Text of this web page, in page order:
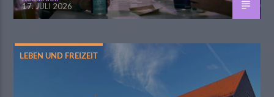
17. JULI 2026
LEBEN UND FREIZEIT